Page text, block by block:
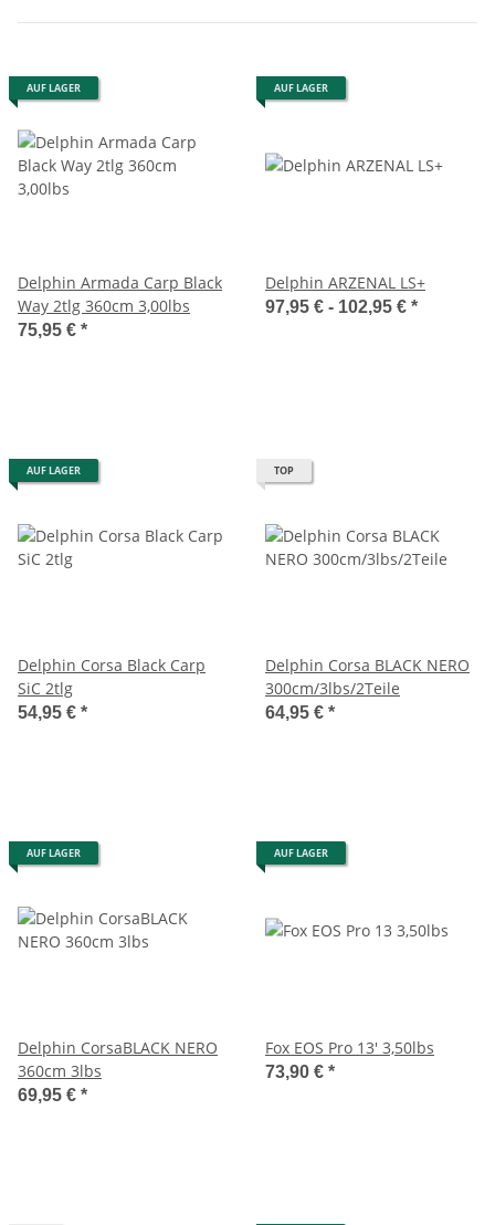
AUF LAGER
Delphin Armada Carp Black
Way 2tlg 360cm 3,00lbs
75,95 € *
AUF LAGER
Delphin ARZENAL LS+
97,95 € - 102,95 € *
AUF LAGER
Delphin Corsa Black Carp
SiC 2tlg
54,95 € *
TOP
Delphin Corsa BLACK NERO
300cm/3lbs/2Teile
64,95 € *
AUF LAGER
Delphin CorsaBLACK NERO
360cm 3lbs
69,95 € *
AUF LAGER
Fox EOS Pro 13' 3,50lbs
73,90 € *